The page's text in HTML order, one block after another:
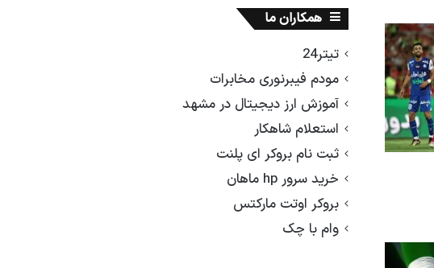
همکاران ما
تیتر24
مودم فیبرنوری مخابرات
آموزش ارز دیجیتال در مشهد
استعلام شاهکار
ثبت نام بروکر ای پلنت
خرید سرور hp ماهان
بروکر اوتت مارکتس
وام با چک